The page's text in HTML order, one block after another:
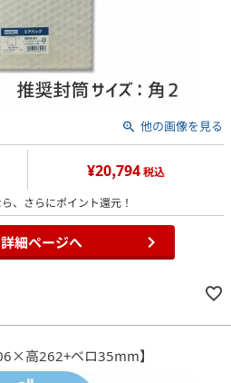
他の画像を見る
¥20,794税込
、さらにポイント還元！
細ページへ
高262+ベロ35mm】